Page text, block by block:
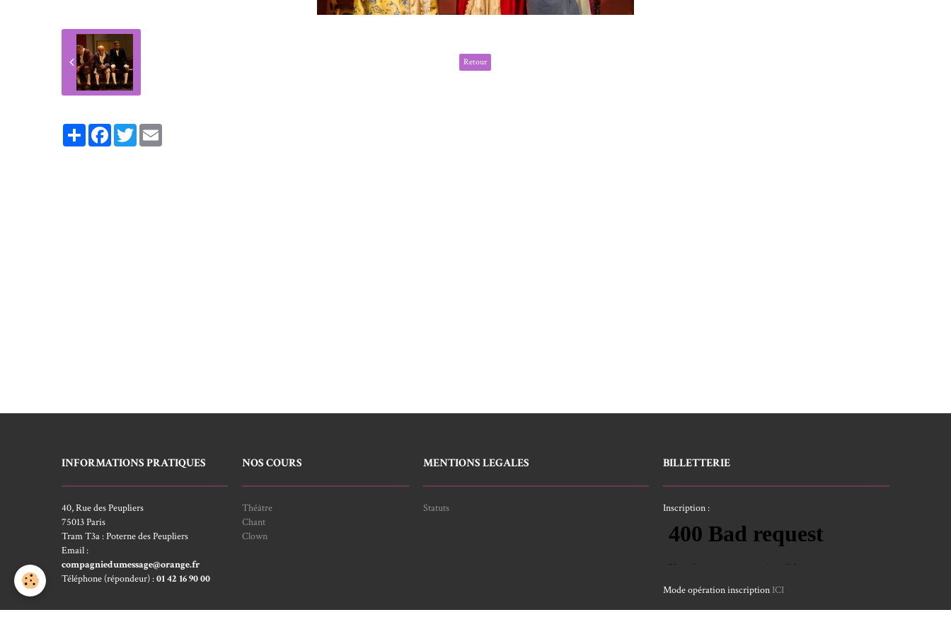
Retour
PartagerFacebookTwitter
INFORMATIONS PRATIQUES
40, Rue des Peupliers
75013 Paris
Tram T3a : Poterne des Peupliers
Email :
compagniedumessage@orange.fr
Téléphone (répondeur) :01 42 16 90 00
NOS COURS
Théâtre
Chant
Clown
MENTIONS LEGALES
Statuts
BILLETTERIE
Inscription :
Mode opération inscription ICI